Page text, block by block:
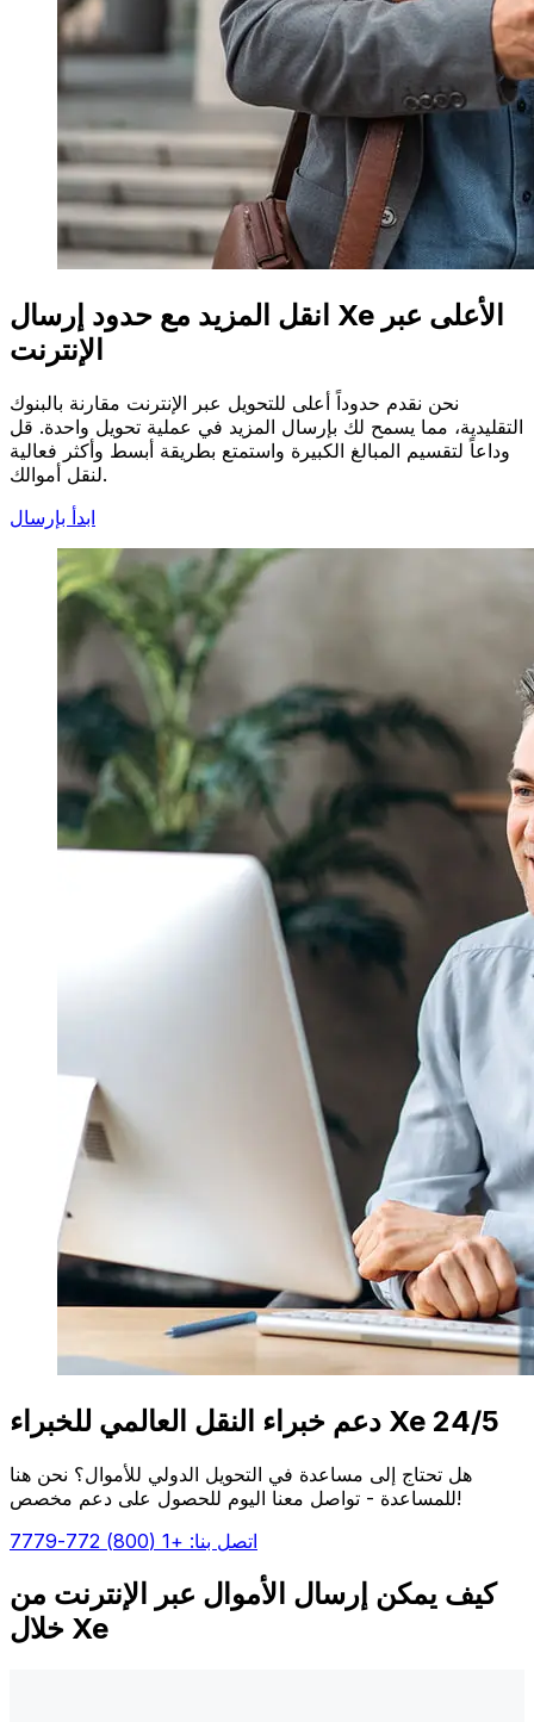
انقل المزيد مع حدود إرسال Xe الأعلى عبر
الإنترنت
نحن نقدم حدوداً أعلى للتحويل عبر الإنترنت مقارنة بالبنوك
التقليدية، مما يسمح لك بإرسال المزيد في عملية تحويل واحدة. قل
وداعاً لتقسيم المبالغ الكبيرة واستمتع بطريقة أبسط وأكثر فعالية
لنقل أموالك.
ابدأ بإرسال
دعم خبراء النقل العالمي للخبراء Xe 24/5
هل تحتاج إلى مساعدة في التحويل الدولي للأموال؟ نحن هنا
للمساعدة - تواصل معنا اليوم للحصول على دعم مخصص!
اتصل بنا: +1 (800) 772-7779
كيف يمكن إرسال الأموال عبر الإنترنت من
خلال Xe